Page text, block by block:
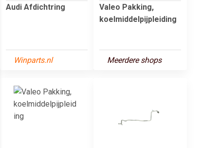
Audi Afdichtring
Winparts.nl
Valeo Pakking,
koelmiddelpijpleiding
Meerdere shops